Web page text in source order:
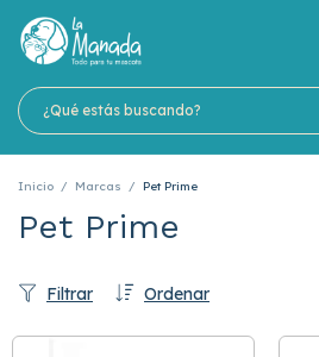
Inicio / Marcas / Pet Prime
Pet Prime
Ordenar
Filtrar